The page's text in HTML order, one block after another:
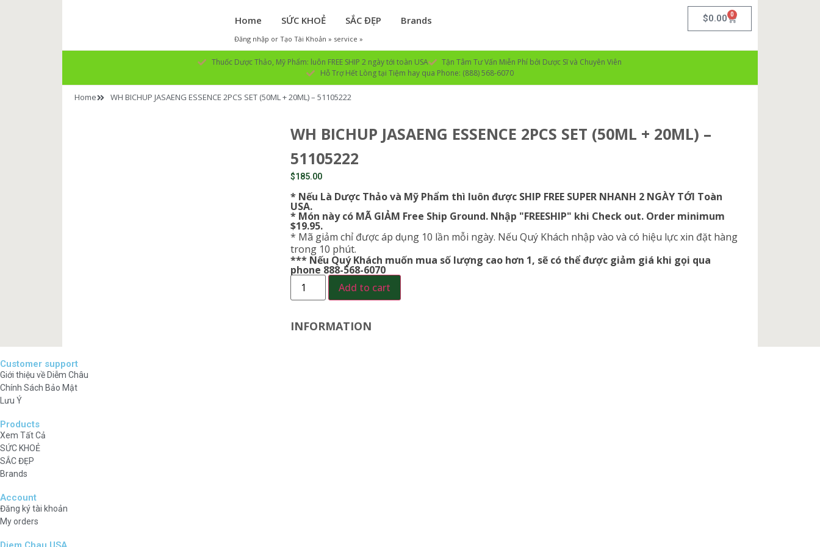
Home SỨC KHOẺ SẮC ĐẸP Brands
Đăng nhập or Tạo Tài Khoản » service »
$0.00 0
Thuốc Dược Thảo, Mỹ Phẩm: luôn FREE SHIP 2 ngày tới toàn USA
Tận Tâm Tư Vấn Miễn Phí bởi Dược Sĩ và Chuyên Viên
Hỗ Trợ Hết Lòng tại Tiệm hay qua Phone: (888) 568-6070
Home WH BICHUP JASAENG ESSENCE 2PCS SET (50ML + 20ML) – 51105222
WH BICHUP JASAENG ESSENCE 2PCS SET (50ML + 20ML) –
51105222
$185.00
* Nếu Là Dược Thảo và Mỹ Phẩm thì luôn được SHIP FREE SUPER NHANH 2 NGÀY TỚI Toàn
USA.
* Món này có MÃ GIẢM Free Ship Ground. Nhập "FREESHIP" khi Check out. Order minimum
$19.95.
* Mã giảm chỉ được áp dụng 10 lần mỗi ngày. Nếu Quý Khách nhập vào và có hiệu lực xin đặt hàng
trong 10 phút.
*** Nếu Quý Khách muốn mua số lượng cao hơn 1, sẽ có thể được giảm giá khi gọi qua
phone 888-568-6070
Add to cart
INFORMATION
Customer support
Giới thiệu về Diễm Châu
Chính Sách Bảo Mật
Lưu Ý
Products
Xem Tất Cả
SỨC KHOẺ
SẮC ĐẸP
Brands
Account
Đăng ký tài khoản
My orders